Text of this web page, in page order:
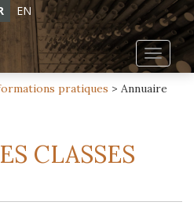
EN
pratiques > Annuaire
CLASSES